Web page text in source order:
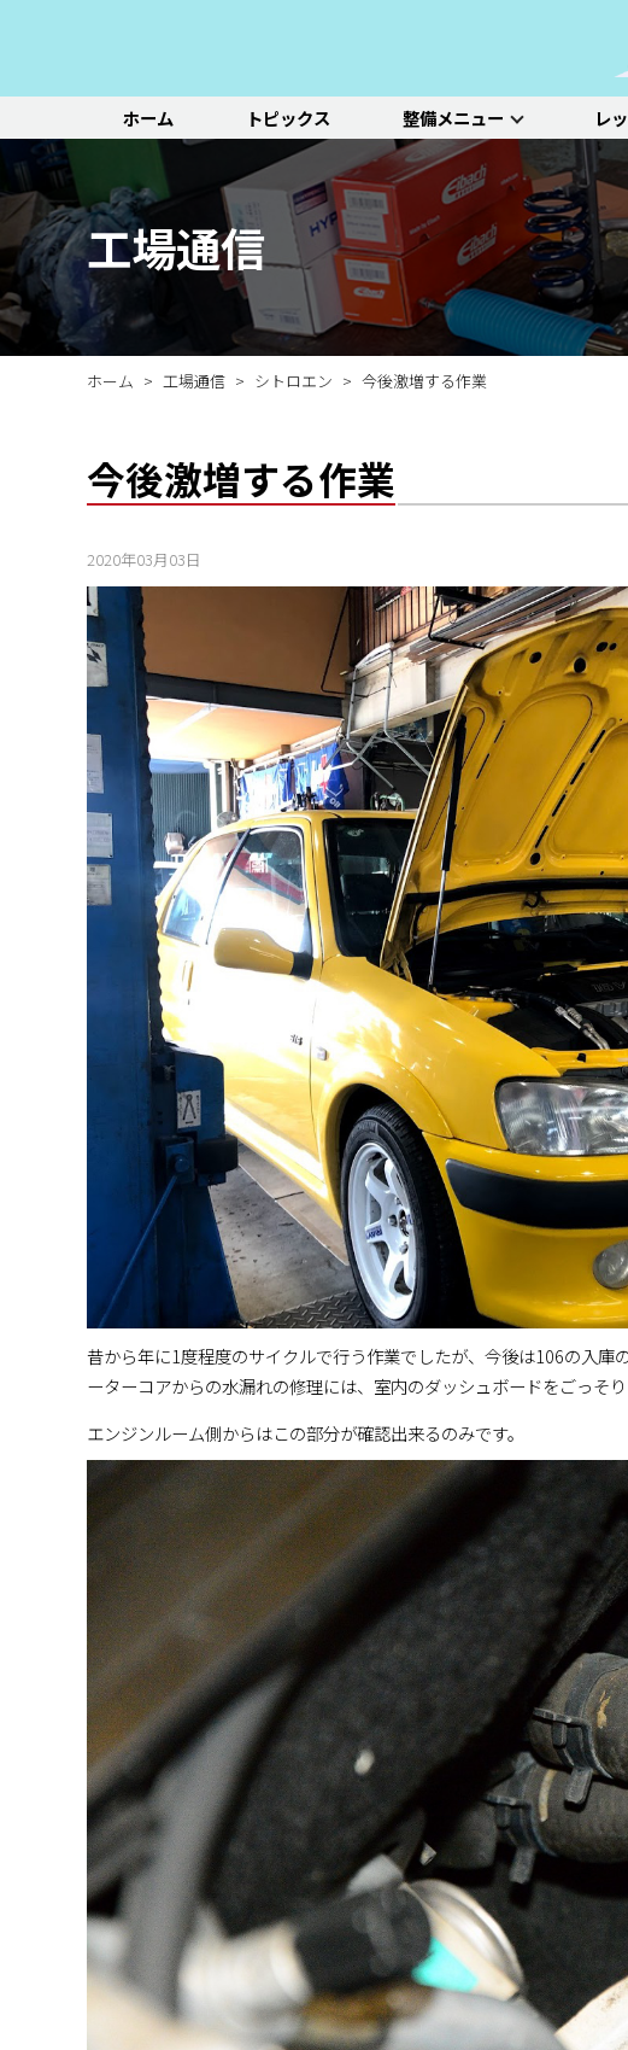
ホーム トピックス 整備メニュー
整備メニュー
レッドポイントが推奨す
る、すべての車種に共通
する基本整備と、車両の
状態に応じた３段階のセ
ットメニューをご紹介し
ます。
一覧ページ
基本整備一覧
ADAS（先進運転支援システム）診断
エアコン整備
初診点検・セットメニュー
初診点検
ステージ2／ステージ3 車種別価格表
レ
レッドポイント
パーツ
オリジナル&おすすめパ
ーツのご紹介
一覧ページ
車種別選択
ルノー プジョー
機能別選択
エンジン/駆動系
ホイール/タイヤ
その他のサービ
ス
新車の販売や中古車販
売、ならびに買い取りや
レンタカー等のサービス
を行なっております。
一覧ページ
新車販売・整備
その他サービス
工場通信
ホーム 工場通信 シトロエン 今後激増する作業
今後激増する作業
2020年03月03日
昔から年に1度程度のサイクルで行う作業でしたが、今後は106の入
ーターコアからの水漏れの修理には、室内のダッシュボードをごっそり
エンジンルーム側からはこの部分が確認出来るのみです。